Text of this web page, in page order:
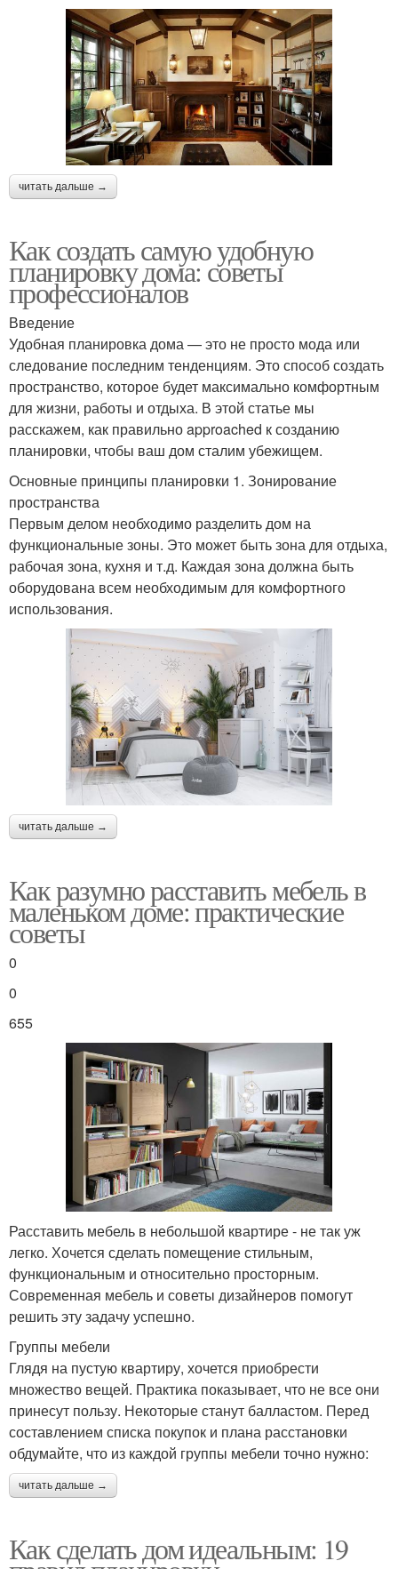
читать дальше →
Как создать самую удобную
планировку дома: советы
профессионалов
Введение
Удобная планировка дома — это не просто мода или
следование последним тенденциям. Это способ создать
пространство, которое будет максимально комфортным
для жизни, работы и отдыха. В этой статье мы
расскажем, как правильно approached к созданию
планировки, чтобы ваш дом сталим убежищем.
Основные принципы планировки 1. Зонирование
пространства
Первым делом необходимо разделить дом на
функциональные зоны. Это может быть зона для отдыха,
рабочая зона, кухня и т.д. Каждая зона должна быть
оборудована всем необходимым для комфортного
использования.
читать дальше →
Как разумно расставить мебель в
маленьком доме: практические
советы
0
0
655
Расставить мебель в небольшой квартире - не так уж
легко. Хочется сделать помещение стильным,
функциональным и относительно просторным.
Современная мебель и советы дизайнеров помогут
решить эту задачу успешно.
Группы мебели
Глядя на пустую квартиру, хочется приобрести
множество вещей. Практика показывает, что не все они
принесут пользу. Некоторые станут балластом. Перед
составлением списка покупок и плана расстановки
обдумайте, что из каждой группы мебели точно нужно:
читать дальше →
Как сделать дом идеальным: 19